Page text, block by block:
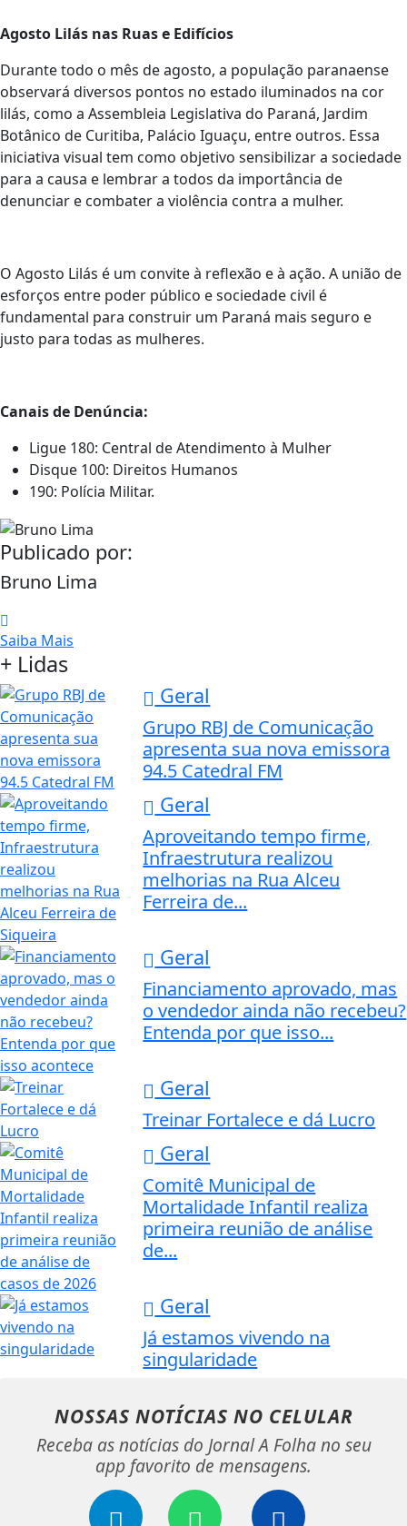
Agosto Lilás nas Ruas e Edifícios
Durante todo o mês de agosto, a população paranaense
observará diversos pontos no estado iluminados na cor
lilás, como a Assembleia Legislativa do Paraná, Jardim
Botânico de Curitiba, Palácio Iguaçu, entre outros. Essa
iniciativa visual tem como objetivo sensibilizar a sociedade
para a causa e lembrar a todos da importância de
denunciar e combater a violência contra a mulher.
O Agosto Lilás é um convite à reflexão e à ação. A união de
esforços entre poder público e sociedade civil é
fundamental para construir um Paraná mais seguro e
justo para todas as mulheres.
Canais de Denúncia:
Ligue 180: Central de Atendimento à Mulher
Disque 100: Direitos Humanos
190: Polícia Militar.
Publicado por:
Bruno Lima
Saiba Mais
+ Lidas
Geral
Grupo RBJ de Comunicação
apresenta sua nova emissora
94.5 Catedral FM
Geral
Aproveitando tempo firme,
Infraestrutura realizou
melhorias na Rua Alceu
Ferreira de...
Geral
Financiamento aprovado, mas
o vendedor ainda não recebeu?
Entenda por que isso...
Geral
Treinar Fortalece e dá Lucro
Geral
Comitê Municipal de
Mortalidade Infantil realiza
primeira reunião de análise
de...
Geral
Já estamos vivendo na
singularidade
NOSSAS NOTÍCIAS NO CELULAR
Receba as notícias do Jornal A Folha no seu
app favorito de mensagens.